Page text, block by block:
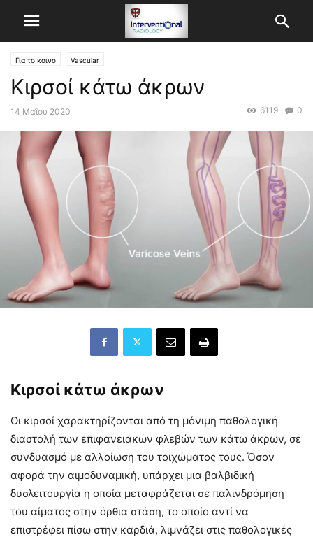
Για το κοινο Vascular
Κιρσοί κάτω άκρων
14 Μαΐου 2020 0
6119
Κιρσοί κάτω άκρων
Οι κιρσοί χαρακτηρίζονται από τη μόνιμη παθολογική
διαστολή των επιφανειακών φλεβών των κάτω άκρων, σε
συνδυασμό με αλλοίωση του τοιχώματος τους. Όσον
αφορά την αιμοδυναμική, υπάρχει μια βαλβιδική
δυσλειτουργία η οποία μεταφράζεται σε παλινδρόμηση
του αίματος στην όρθια στάση, το οποίο αντί να
επιστρέφει πίσω στην καρδιά, λιμνάζει στις παθολογικές